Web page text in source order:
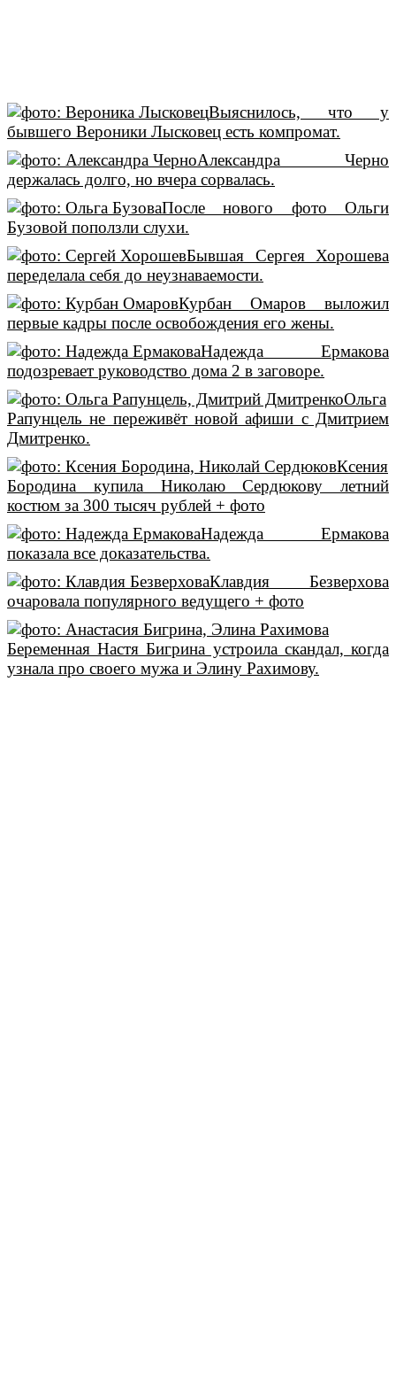
Выяснилось, что у
бывшего Вероники Лысковец есть компромат.
Александра Черно
держалась долго, но вчера сорвалась.
После нового фото Ольги
Бузовой поползли слухи.
Бывшая Сергея Хорошева
переделала себя до неузнаваемости.
Курбан Омаров выложил
первые кадры после освобождения его жены.
Надежда Ермакова
подозревает руководство дома 2 в заговоре.
Ольга
Рапунцель не переживёт новой афиши с Дмитрием
Дмитренко.
Ксения
Бородина купила Николаю Сердюкову летний
костюм за 300 тысяч рублей + фото
Надежда Ермакова
показала все доказательства.
Клавдия Безверхова
очаровала популярного ведущего + фото
Беременная Настя Бигрина устроила скандал, когда
узнала про своего мужа и Элину Рахимову.